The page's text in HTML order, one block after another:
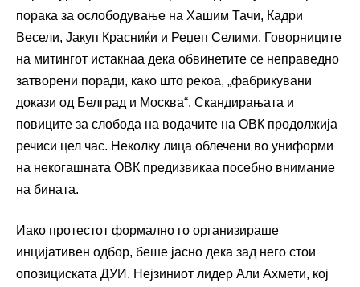
порака за ослободување на Хашим Тачи, Кадри
Весели, Јакуп Красниќи и Реџеп Селими. Говорниците
на митингот истакнаа дека обвинетите се неправедно
затворени поради, како што рекоа, „фабрикувани
докази од Белград и Москва“. Скандирањата и
повиците за слобода на водачите на ОВК продолжија
речиси цел час. Неколку лица облечени во униформи
на некогашната ОВК предизвикаа посебно внимание
на бината.
Иако протестот формално го организираше
инцијативен одбор, беше јасно дека зад него стои
опозициската ДУИ. Нејзиниот лидер Али Ахмети, кој